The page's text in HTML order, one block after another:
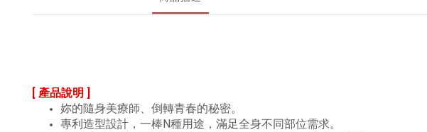
[ 產品說明 ]
妳的隨身美療師、倒轉青春的秘密。
專利造型設計，一棒N種用途，滿足全身不同部位需求。